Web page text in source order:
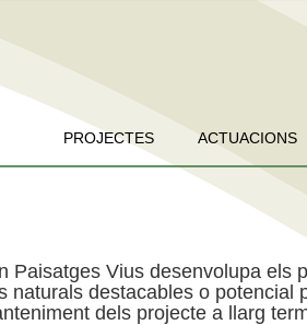
PROJECTES ACTUACIONS
Paisatges Vius desenvolupa els
destacables o potencial
dels projecte a llarg